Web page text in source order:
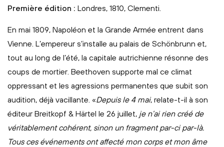
Première édition : Londres, 1810, Clementi.
En mai 1809, Napoléon et la Grande Armée entrent dans
Vienne. L’empereur s’installe au palais de Schönbrunn et,
tout au long de l’été, la capitale autrichienne résonne des
coups de mortier. Beethoven supporte mal ce climat
oppressant et les agressions permanentes que subit son
audition, déjà vacillante. «Depuis le 4 mai, relate-t-il à son
éditeur Breitkopf & Härtel le 26 juillet, je n’ai rien créé de
véritablement cohérent, sinon un fragment par-ci par-là.
Tous ces événements ont affecté mon corps et mon âme